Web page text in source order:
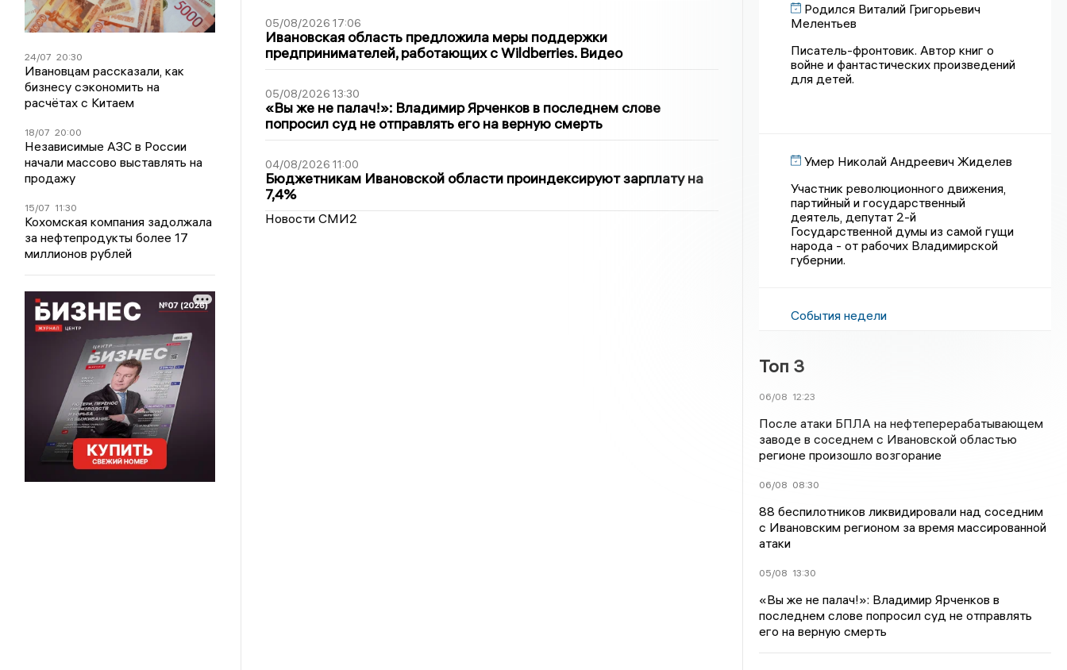
24/07 20:30
Ивановцам рассказали, как
бизнесу сэкономить на
расчётах с Китаем
18/07 20:00
Независимые АЗС в России
начали массово выставлять на
продажу
15/07 11:30
Кохомская компания задолжала
за нефтепродукты более 17
миллионов рублей
05/08/2026 17:06
Ивановская область предложила меры поддержки
предпринимателей, работающих с Wildberries. Видео
05/08/2026 13:30
«Вы же не палач!»: Владимир Ярченков в последнем слове
попросил суд не отправлять его на верную смерть
04/08/2026 11:00
Бюджетникам Ивановской области проиндексируют зарплату на
7,4%
Новости СМИ2
Родился Виталий Григорьевич
Мелентьев
Писатель-фронтовик. Автор книг о
войне и фантастических произведений
для детей.
Умер Николай Андреевич Жиделев
Участник революционного движения,
партийный и государственный
деятель, депутат 2-й
Государственной думы из самой гущи
народа - от рабочих Владимирской
губернии.
События недели
Топ 3
06/08 12:23
После атаки БПЛА на нефтеперерабатывающем
заводе в соседнем с Ивановской областью
регионе произошло возгорание
06/08 08:30
88 беспилотников ликвидировали над соседним
с Ивановским регионом за время массированной
атаки
05/08 13:30
«Вы же не палач!»: Владимир Ярченков в
последнем слове попросил суд не отправлять
его на верную смерть